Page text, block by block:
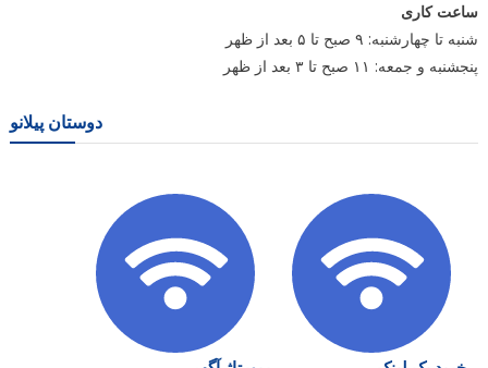
ساعت کاری
شنبه تا چهارشنبه: ۹ صبح تا ۵ بعد از ظهر
پنجشنبه و جمعه: ۱۱ صبح تا ۳ بعد از ظهر
دوستان پیلانو